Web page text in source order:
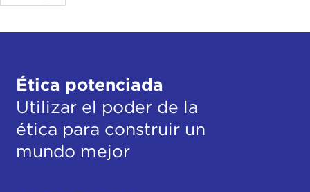
Ética potenciada
Utilizar el poder de la
ética para construir un
mundo mejor